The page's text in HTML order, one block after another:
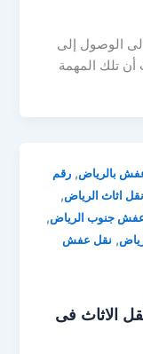
الوصول إلى
تلك المهمة
بالرياض,رقم
نقل اثاث الرياض,
جنوب الرياض,
, نقل عفش
نقل الاثاث فى